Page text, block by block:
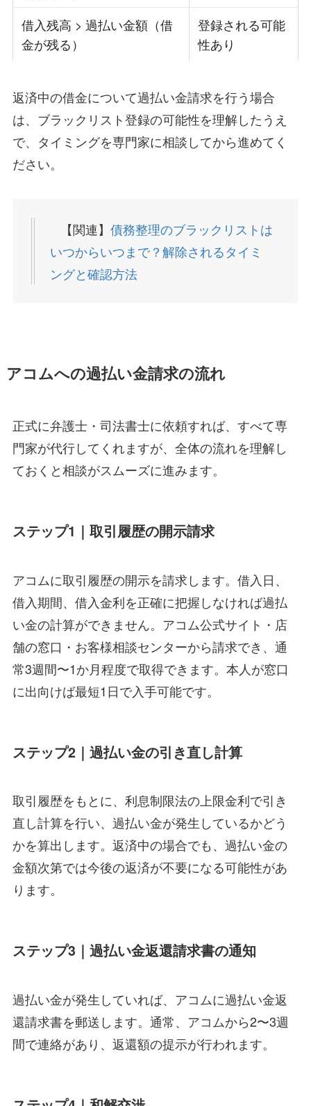
借入残高 > 過払い金額（借
金が残る）
登録される可能
性あり
返済中の借金について過払い金請求を行う場合
は、ブラックリスト登録の可能性を理解したうえ
で、タイミングを専門家に相談してから進めてく
ださい。
【関連】 債務整理のブラックリストは
いつからいつまで？解除されるタイミ
ングと確認方法
アコムへの過払い金請求の流れ
正式に弁護士・司法書士に依頼すれば、すべて専
門家が代行してくれますが、全体の流れを理解し
ておくと相談がスムーズに進みます。
ステップ1｜取引履歴の開示請求
アコムに取引履歴の開示を請求します。借入日、
借入期間、借入金利を正確に把握しなければ過払
い金の計算ができません。アコム公式サイト・店
舗の窓口・お客様相談センターから請求でき、通
常3週間〜1か月程度で取得できます。本人が窓口
に出向けば最短1日で入手可能です。
ステップ2｜過払い金の引き直し計算
取引履歴をもとに、利息制限法の上限金利で引き
直し計算を行い、過払い金が発生しているかどう
かを算出します。返済中の場合でも、過払い金の
金額次第では今後の返済が不要になる可能性があ
ります。
ステップ3｜過払い金返還請求書の通知
過払い金が発生していれば、アコムに過払い金返
還請求書を郵送します。通常、アコムから2〜3週
間で連絡があり、返還額の提示が行われます。